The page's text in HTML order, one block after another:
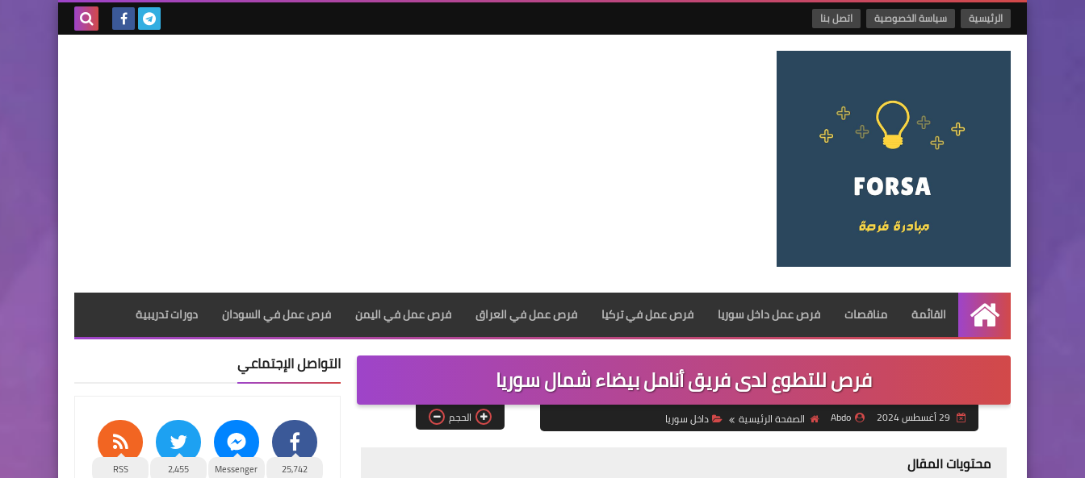
الرئيسية سياسة الخصوصية اتصل بنا
الرئيسية
القائمة مناقصات فرص عمل داخل سوريا فرص عمل في تركيا فرص عمل في العراق فرص عمل في اليمن فرص عمل في السودان دورات تدريبية
فرص للتطوع لدى فريق أنامل بيضاء شمال سوريا
Abdo الصفحة الرئيسية داخل سوريا الحجم
محتويات المقال
التواصل الإجتماعي
25,742
Messenger
2,455
RSS